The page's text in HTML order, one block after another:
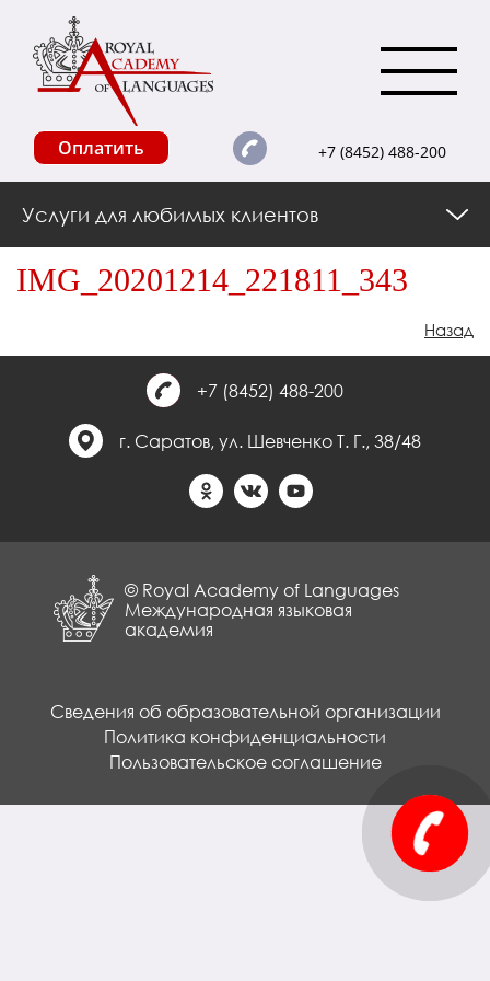
Оплатить +7 (8452) 488-200
Услуги для любимых клиентов
IMG_20201214_221811_343
Назад
+7 (8452) 488-200
г. Саратов, ул. Шевченко Т. Г., 38/48
© Royal Academy of Languages
Международная языковая
академия
Сведения об образовательной организации
Политика конфиденциальности
Пользовательское соглашение